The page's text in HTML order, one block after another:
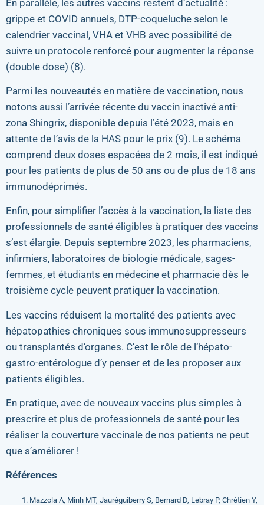
En parallèle, les autres vaccins restent d’actualité :
grippe et COVID annuels, DTP-coqueluche selon le
calendrier vaccinal, VHA et VHB avec possibilité de
suivre un protocole renforcé pour augmenter la réponse
(double dose) (8).
Parmi les nouveautés en matière de vaccination, nous
notons aussi l’arrivée récente du vaccin inactivé anti-
zona Shingrix, disponible depuis l’été 2023, mais en
attente de l’avis de la HAS pour le prix (9). Le schéma
comprend deux doses espacées de 2 mois, il est indiqué
pour les patients de plus de 50 ans ou de plus de 18 ans
immunodéprimés.
Enfin, pour simplifier l’accès à la vaccination, la liste des
professionnels de santé éligibles à pratiquer des vaccins
s’est élargie. Depuis septembre 2023, les pharmaciens,
infirmiers, laboratoires de biologie médicale, sages-
femmes, et étudiants en médecine et pharmacie dès le
troisième cycle peuvent pratiquer la vaccination.
Les vaccins réduisent la mortalité des patients avec
hépatopathies chroniques sous immunosuppresseurs
ou transplantés d’organes. C’est le rôle de l’hépato-
gastro-entérologue d’y penser et de les proposer aux
patients éligibles.
En pratique, avec de nouveaux vaccins plus simples à
prescrire et plus de professionnels de santé pour les
réaliser la couverture vaccinale de nos patients ne peut
que s’améliorer !
Références
Mazzola A, Minh MT, Jauréguiberry S, Bernard D, Lebray P, Chrétien Y,